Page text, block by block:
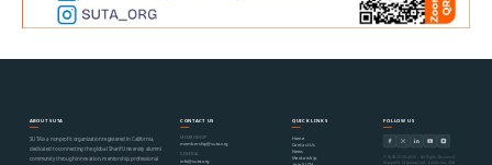
ABOUT SUTA
SUTA is a nonprofit organization registered in California,
dedicated to connecting the global Sharif University alumni
community through innovation, mentorship, professional
CONTACT US
MEMBERSHIP
membership@suta.org
GENERAL
info@suta.org
QUICK LINKS
Home
Contact Us
News
Mentorship
FOLLOW US
© SUTA 2000–2026 · All Rights Reserved
Nonprofit Organization · California, USA